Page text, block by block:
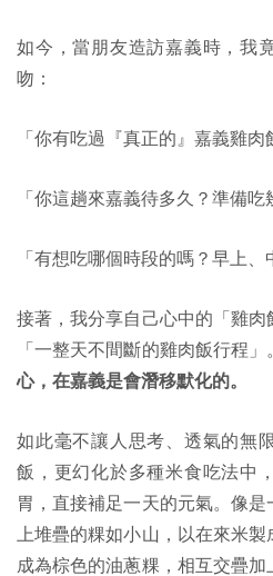
如今，當朋友造訪嘉義時，我
吻：
「你有吃過『真正的』嘉義雞肉
「你這趟來嘉義待多久？準備吃
「有想吃哪個時段的嗎？早上、
接著，我分享自己心中的「雞
「一整天不間斷的雞肉飯行程」
心，在嘉義是會潛移默化的。
如此毫不讓人思考、透氣的無
飯，更幻化於多種米食吃法中
胃，直接補足一天的元氣。像
上堆疊的粿如小山，以在來米
成為棕色的油蔥粿，相互交疊